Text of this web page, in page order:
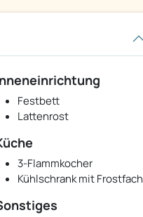
Festbett
Lattenrost
3-Flammkocher
Kühlschrank mit Frostfach